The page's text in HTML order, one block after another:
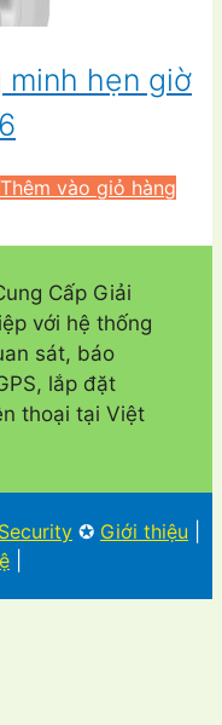
minh hẹn giờ
Giá
Thêm vào giỏ hàng
Cấp Giải
với hệ thống
sát, báo
lắp đặt
thoại tại Việt
✪ Giới thiệu